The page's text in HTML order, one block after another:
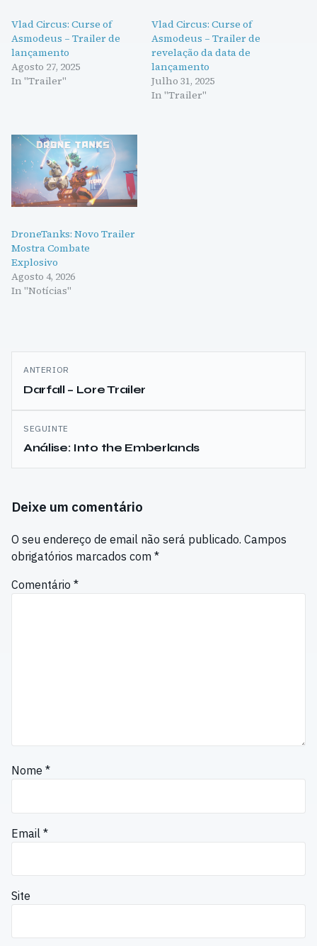
Vlad Circus: Curse of
Asmodeus – Trailer de
lançamento
Agosto 27, 2025
In "Trailer"
Vlad Circus: Curse of
Asmodeus – Trailer de
revelação da data de
lançamento
Julho 31, 2025
In "Trailer"
DroneTanks: Novo Trailer
Mostra Combate
Explosivo
Agosto 4, 2026
In "Notícias"
Navegação
de
artigos
ANTERIOR
Darfall – Lore Trailer
SEGUINTE
Análise: Into the Emberlands
Deixe um comentário
O seu endereço de email não será publicado. Campos
obrigatórios marcados com *
Comentário *
Nome *
Email *
Site